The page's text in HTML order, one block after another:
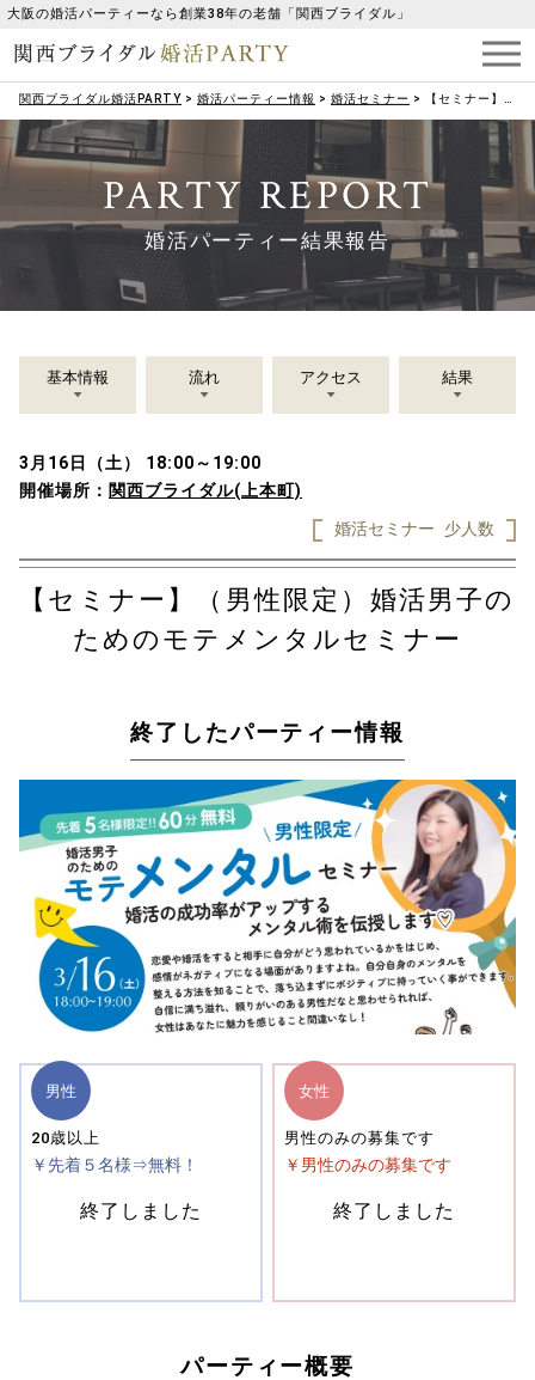
大阪の婚活パーティーなら創業38年の老舗「関西ブライダル」
関西ブライダル婚活PARTY > 婚活パーティー情報 > 婚活セミナー > 【セミナー】（男性限定）婚活男子のためのモテメンタルセミナー
PARTY REPORT
婚活パーティー結果報告
基本情報 流れ アクセス 結果
3月16日（土） 18:00～19:00
開催場所： 関西ブライダル(上本町)
婚活セミナー
少人数
【セミナー】（男性限定）婚活男子の
ためのモテメンタルセミナー
終了したパーティー情報
男性
20歳以上
￥先着５名様⇒無料！
終了しました
女性
男性のみの募集です
￥男性のみの募集です
終了しました
パーティー概要